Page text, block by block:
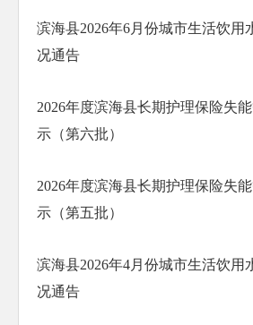
滨海县2026年6月份城市生活饮用
况通告
2026年度滨海县长期护理保险失
示（第六批）
2026年度滨海县长期护理保险失
示（第五批）
滨海县2026年4月份城市生活饮用
况通告